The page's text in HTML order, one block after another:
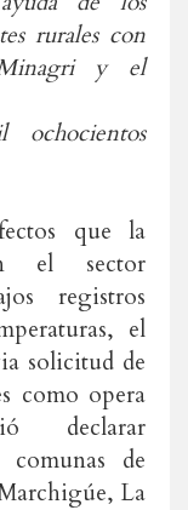
rurales con
y el
que la
el sector
registros
el
solicitud de
como opera
declarar
de
La